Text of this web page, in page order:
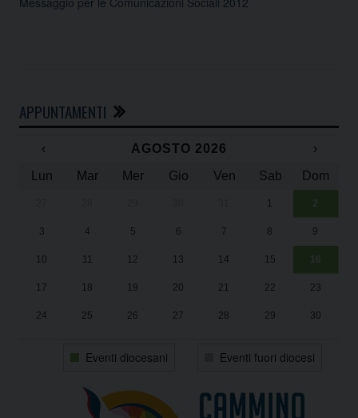
APPUNTAMENTI
‹ AGOSTO 2026
›
Lun
Mar Mer Gio Ven Sab Dom
1 2
3 4 5 6 7 8 9
10 11 12 13 14 15 16
17 18 19 20 21 22 23
24 25 26 27 28 29 30
Eventi diocesani Eventi fuori diocesi